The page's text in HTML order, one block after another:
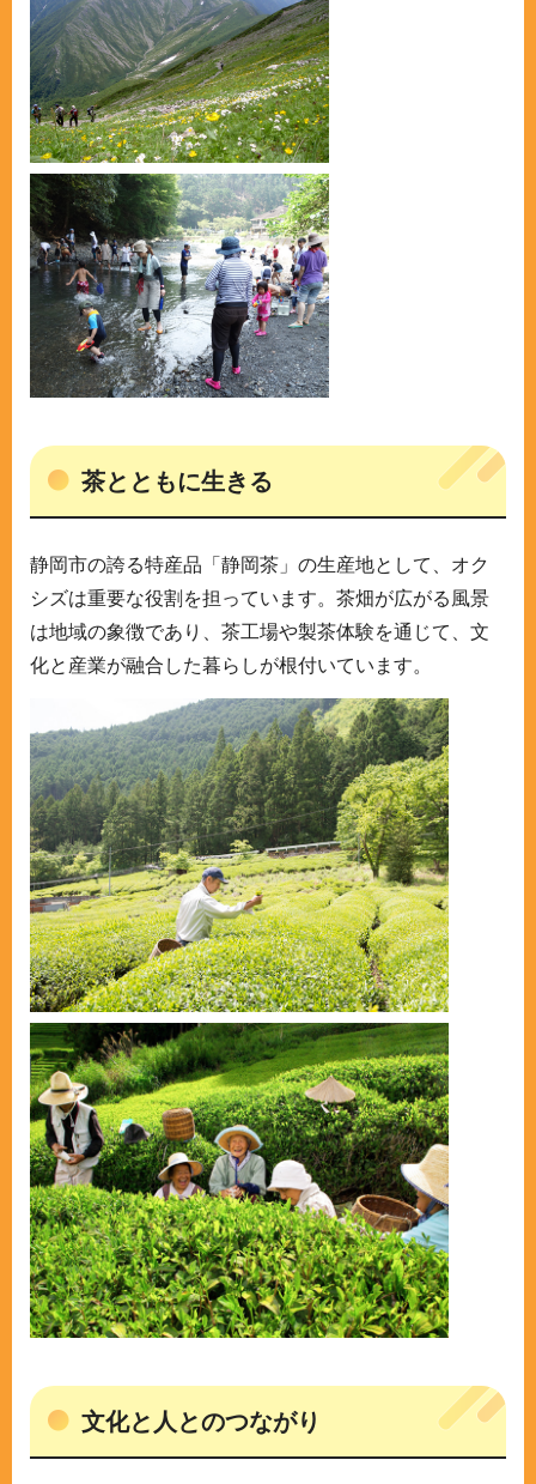
茶とともに生きる
静岡市の誇る特産品「静岡茶」の生産地として、オク
シズは重要な役割を担っています。茶畑が広がる風景
は地域の象徴であり、茶工場や製茶体験を通じて、文
化と産業が融合した暮らしが根付いています。
文化と人とのつながり